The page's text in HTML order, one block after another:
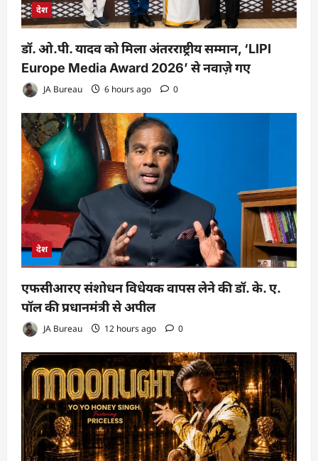
देश
डॉ. ओ.पी. यादव को मिला अंतरराष्ट्रीय सम्मान, ‘LIPI
Europe Media Award 2026’ से नवाज़े गए
JA Bureau 6 hours ago 0
देश
एफसीआरए संशोधन विधेयक वापस लेने की डॉ. के. ए.
पॉल की प्रधानमंत्री से अपील
JA Bureau 12 hours ago 0